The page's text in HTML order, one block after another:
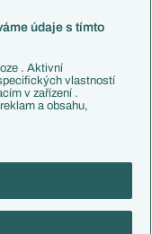
ČTK.
údajů
údaje s tímto
. Aktivní
vlastností
v zařízení .
a obsahu,